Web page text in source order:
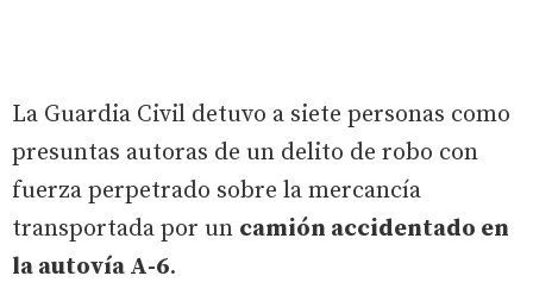
La Guardia Civil detuvo a siete personas como
presuntas autoras de un delito de robo con
fuerza perpetrado sobre la mercancía
transportada por un camión accidentado en
la autovía A-6.